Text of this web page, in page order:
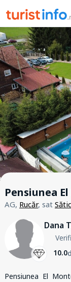
Pensiunea
AG, Rucăr, sat Sătic
Dana
10.0
Pensiunea El